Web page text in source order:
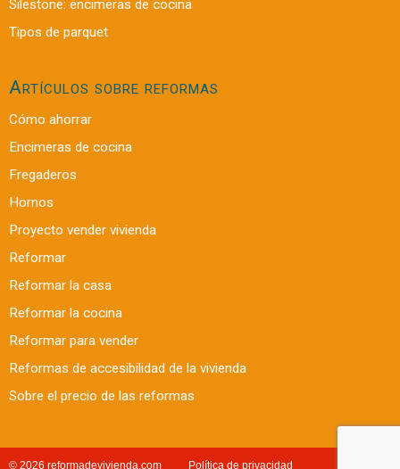
Silestone: encimeras de cocina
Tipos de parquet
Artículos sobre reformas
Cómo ahorrar
Encimeras de cocina
Fregaderos
Hornos
Proyecto vender vivienda
Reformar
Reformar la casa
Reformar la cocina
Reformar para vender
Reformas de accesibilidad de la vivienda
Sobre el precio de las reformas
© 2026 reformadevivienda.com Política de privacidad